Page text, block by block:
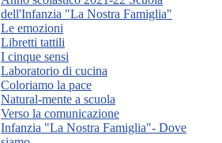
dell'Infanzia "La Nostra Famiglia"
Le emozioni
Libretti tattili
I cinque sensi
Laboratorio di cucina
Coloriamo la pace
Natural-mente a scuola
Verso la comunicazione
Infanzia "La Nostra Famiglia"- Dove